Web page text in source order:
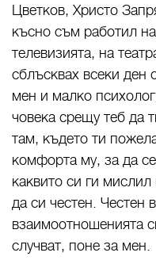
Цветков, Христо
късно съм работил
телевизията, на
сблъсквах всеки ден
мен и малко
човека срещу теб да
там, където ти
комфорта му, за да
каквито си ги мислил
да си честен. Честен
взаимоотношенията
случват, поне за мен.